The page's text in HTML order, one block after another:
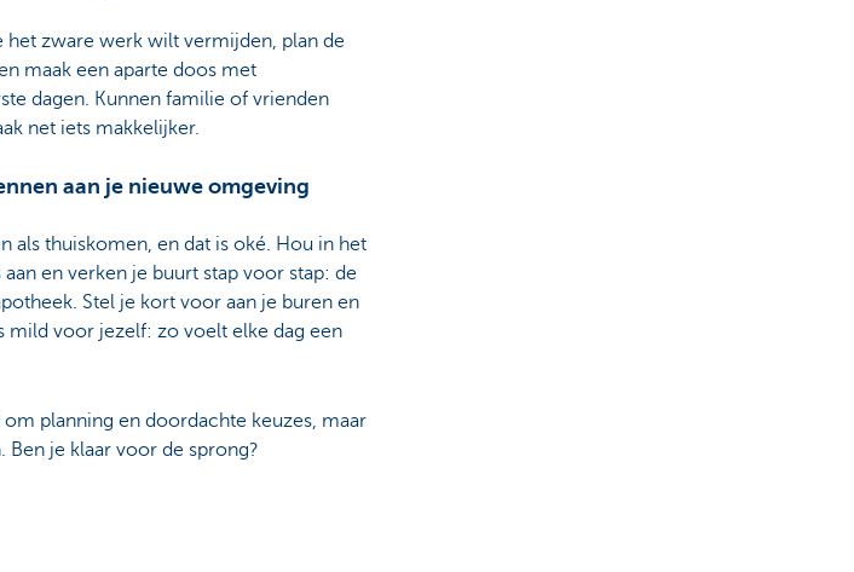
het zware werk wilt vermijden, plan de
maak een aparte doos met
dagen. Kunnen familie of vrienden
net iets makkelijker.
aan je nieuwe omgeving
als thuiskomen, en dat is oké. Hou in het
en verken je buurt stap voor stap: de
Stel je kort voor aan je buren en
mild voor jezelf: zo voelt elke dag een
planning en doordachte keuzes, maar
je klaar voor de sprong?